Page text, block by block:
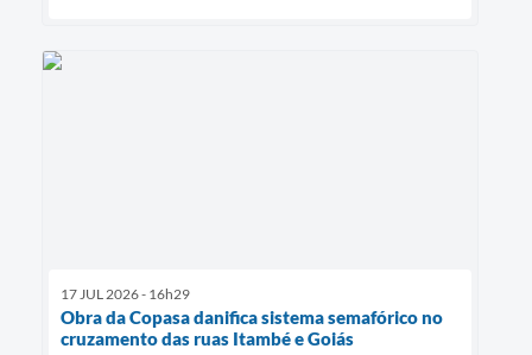
17 JUL 2026 - 16h29
Obra da Copasa danifica sistema semafórico no
cruzamento das ruas Itambé e Goiás